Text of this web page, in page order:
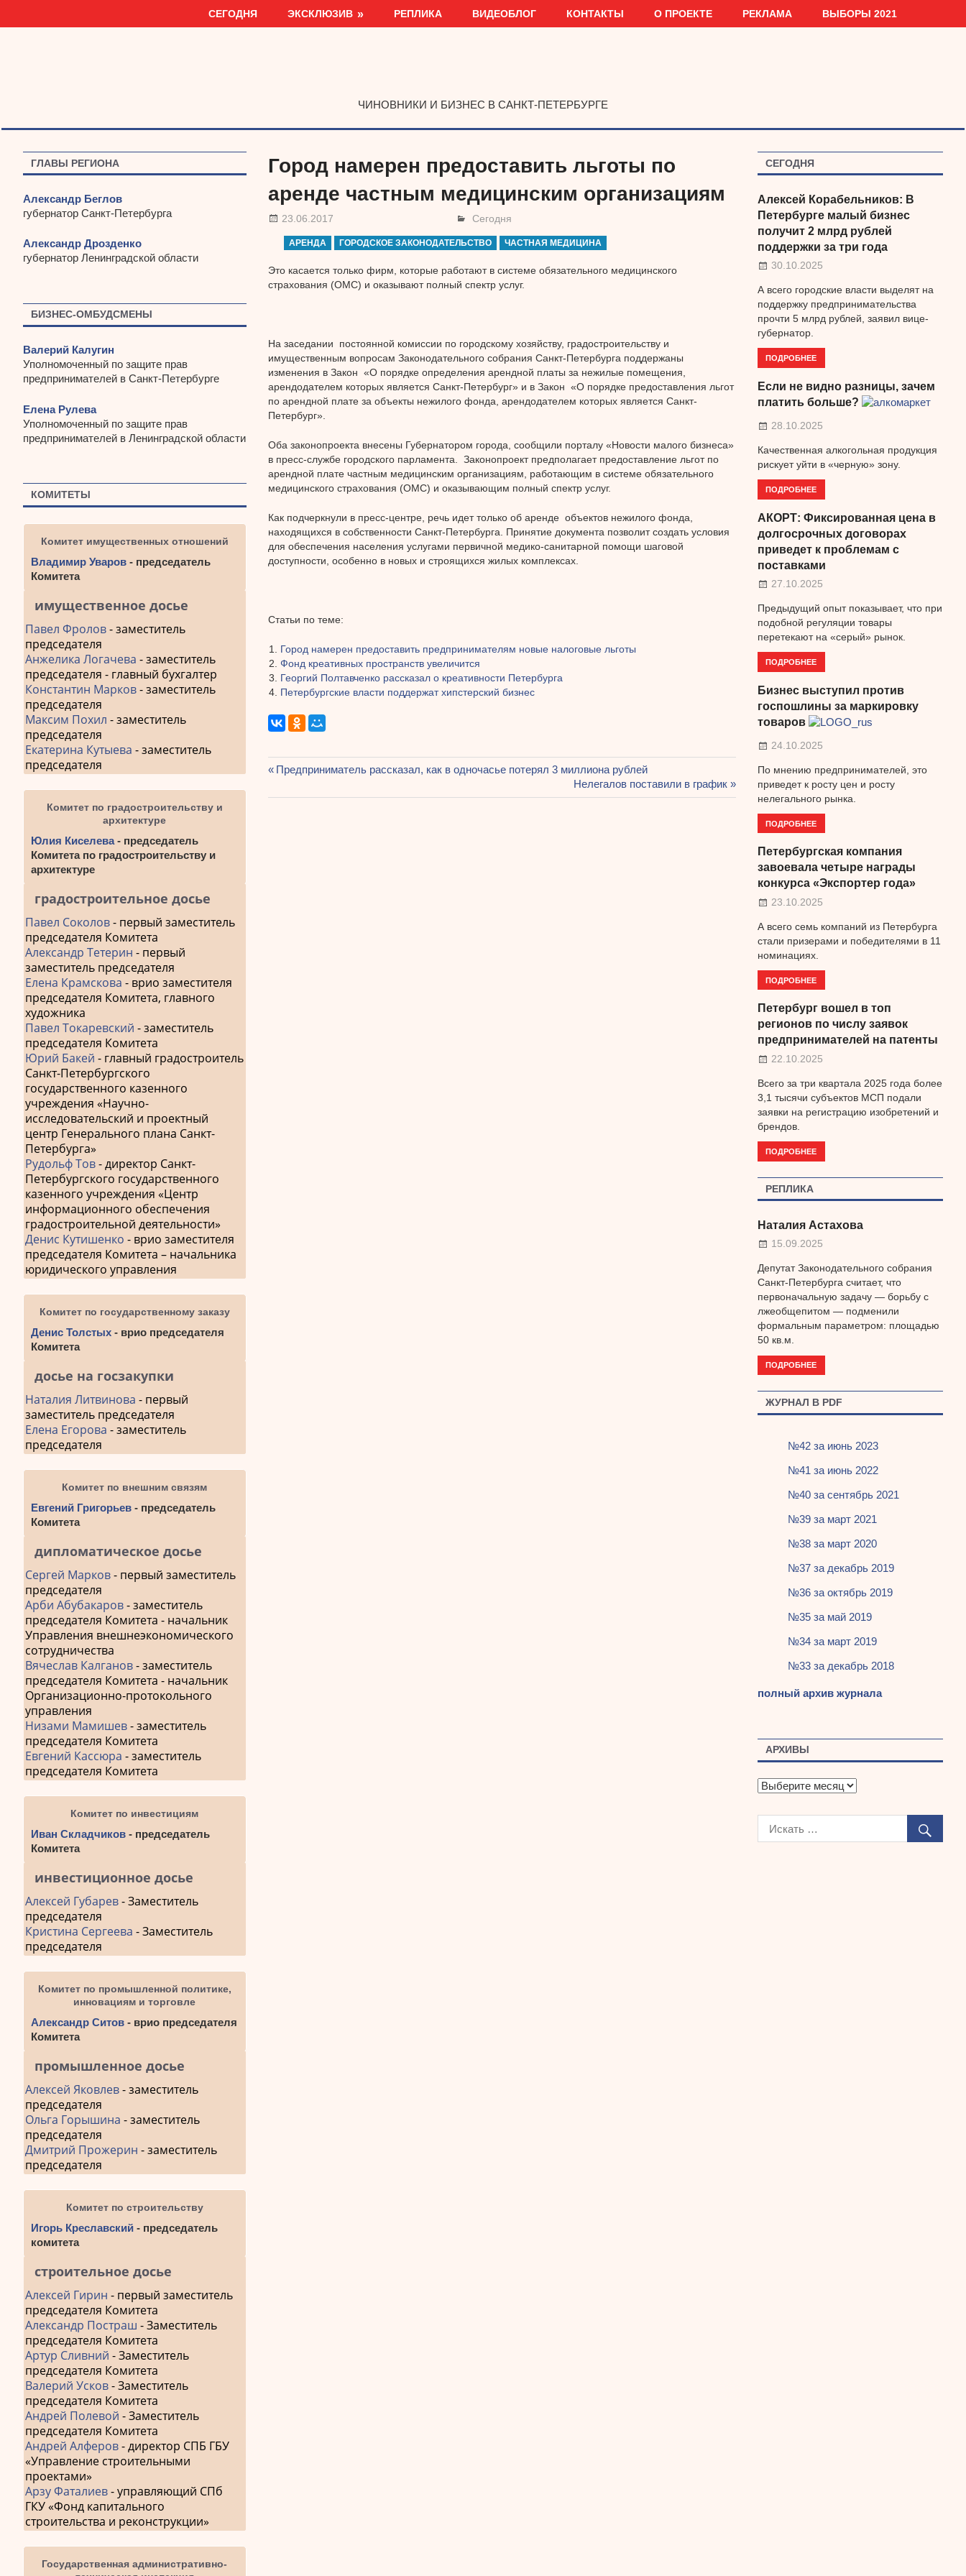
СЕГОДНЯ ЭКСКЛЮЗИВ РЕПЛИКА ВИДЕОБЛОГ КОНТАКТЫ О ПРОЕКТЕ РЕКЛАМА ВЫБОРЫ 2021
ЧИНОВНИКИ И БИЗНЕС В САНКТ-ПЕТЕРБУРГЕ
Город намерен предоставить льготы по
аренде частным медицинским организациям
23.06.2017 Сегодня
АРЕНДА ГОРОДСКОЕ ЗАКОНОДАТЕЛЬСТВО ЧАСТНАЯ МЕДИЦИНА
Это касается только фирм, которые работают в системе обязательного медицинского
страхования (ОМС) и оказывают полный спектр услуг.
На заседании постоянной комиссии по городскому хозяйству, градостроительству и
имущественным вопросам Законодательного собрания Санкт-Петербурга поддержаны
изменения в Закон «О порядке определения арендной платы за нежилые помещения,
арендодателем которых является Санкт-Петербург» и в Закон «О порядке предоставления льгот
по арендной плате за объекты нежилого фонда, арендодателем которых является Санкт-
Петербург».
Оба законопроекта внесены Губернатором города, сообщили порталу «Новости малого бизнеса»
в пресс-службе городского парламента. Законопроект предполагает предоставление льгот по
арендной плате частным медицинским организациям, работающим в системе обязательного
медицинского страхования (ОМС) и оказывающим полный спектр услуг.
Как подчеркнули в пресс-центре, речь идет только об аренде объектов нежилого фонда,
находящихся в собственности Санкт-Петербурга. Принятие документа позволит создать условия
для обеспечения населения услугами первичной медико-санитарной помощи шаговой
доступности, особенно в новых и строящихся жилых комплексах.
Статьи по теме:
Город намерен предоставить предпринимателям новые налоговые льготы
Фонд креативных пространств увеличится
Георгий Полтавченко рассказал о креативности Петербурга
Петербургские власти поддержат хипстерский бизнес
Предыдущая
Предприниматель рассказал, как в одночасье потерял 3 миллиона рублей
Следующая
запись:
Нелегалов поставили в график
ГЛАВЫ РЕГИОНА
Александр Беглов
губернатор Санкт-Петербурга
Александр Дрозденко
губернатор Ленинградской области
БИЗНЕС-ОМБУДСМЕНЫ
Валерий Калугин
Уполномоченный по защите прав
предпринимателей в Санкт-Петербурге
Елена Рулева
Уполномоченный по защите прав
предпринимателей в Ленинградской области
КОМИТЕТЫ
Комитет имущественных отношений
Владимир Уваров - председатель
Комитета
имущественное досье
Павел Фролов- заместитель
председателя
Анжелика Логачева - заместитель
председателя - главный бухгалтер
Константин Марков- заместитель
председателя
Максим Похил - заместитель
председателя
Екатерина Кутыева - заместитель
председателя
Комитет по градостроительству и
архитектуре
Юлия Киселева- председатель
Комитета по градостроительству и
архитектуре
градостроительное досье
Павел Соколов- первый заместитель
председателя Комитета
Александр Тетерин - первый
заместитель председателя
Елена Крамскова - врио заместителя
председателя Комитета, главного
художника
Павел Токаревский - заместитель
председателя Комитета
Юрий Бакей - главный градостроитель
Санкт-Петербургского
государственного казенного
учреждения «Научно-
исследовательский и проектный
центр Генерального плана Санкт-
Петербурга»
Рудольф Тов- директор Санкт-
Петербургского государственного
казенного учреждения «Центр
информационного обеспечения
градостроительной деятельности»
Денис Кутишенко - врио заместителя
председателя Комитета – начальника
юридического управления
Комитет по государственному заказу
Денис Толстых - врио председателя
Комитета
досье на госзакупки
Наталия Литвинова - первый
заместитель председателя
Елена Егорова - заместитель
председателя
Комитет по внешним связям
Евгений Григорьев - председатель
Комитета
дипломатическое досье
Сергей Марков- первый заместитель
председателя
Арби Абубакаров- заместитель
председателя Комитета - начальник
Управления внешнеэкономического
сотрудничества
Вячеслав Калганов- заместитель
председателя Комитета - начальник
Организационно-протокольного
управления
Низами Мамишев- заместитель
председателя Комитета
Евгений Кассюра - заместитель
председателя Комитета
Комитет по инвестициям
Иван Складчиков - председатель
Комитета
инвестиционное досье
Алексей Губарев- Заместитель
председателя
Кристина Сергеева - Заместитель
председателя
Комитет по промышленной политике,
инновациям и торговле
Александр Ситов - врио председателя
Комитета
промышленное досье
Алексей Яковлев- заместитель
председателя
Ольга Горышина - заместитель
председателя
Дмитрий Прожерин - заместитель
председателя
Комитет по строительству
Игорь Креславский - председатель
комитета
строительное досье
Алексей Гирин - первый заместитель
председателя Комитета
Александр Постраш - Заместитель
председателя Комитета
Артур Сливний - Заместитель
председателя Комитета
Валерий Усков- Заместитель
председателя Комитета
Андрей Полевой - Заместитель
председателя Комитета
Андрей Алферов- директор СПБ ГБУ
«Управление строительными
проектами»
Арзу Фаталиев- управляющий СПб
ГКУ «Фонд капитального
строительства и реконструкции»
Государственная административно-
СЕГОДНЯ
Алексей Корабельников: В
Петербурге малый бизнес
получит 2 млрд рублей
поддержки за три года
30.10.2025
А всего городские власти выделят на
поддержку предпринимательства
прочти 5 млрд рублей, заявил вице-
губернатор.
ПОДРОБНЕЕ
Если не видно разницы, зачем
платить больше?
28.10.2025
Качественная алкогольная продукция
рискует уйти в «черную» зону.
ПОДРОБНЕЕ
АКОРТ: Фиксированная цена в
долгосрочных договорах
приведет к проблемам с
поставками
27.10.2025
Предыдущий опыт показывает, что при
подобной регуляции товары
перетекают на «серый» рынок.
ПОДРОБНЕЕ
Бизнес выступил против
госпошлины за маркировку
товаров
24.10.2025
По мнению предпринимателей, это
приведет к росту цен и росту
нелегального рынка.
ПОДРОБНЕЕ
Петербургская компания
завоевала четыре награды
конкурса «Экспортер года»
23.10.2025
А всего семь компаний из Петербурга
стали призерами и победителями в 11
номинациях.
ПОДРОБНЕЕ
Петербург вошел в топ
регионов по числу заявок
предпринимателей на патенты
22.10.2025
Всего за три квартала 2025 года более
3,1 тысячи субъектов МСП подали
заявки на регистрацию изобретений и
брендов.
ПОДРОБНЕЕ
РЕПЛИКА
Наталия Астахова
15.09.2025
Депутат Законодательного собрания
Санкт-Петербурга считает, что
первоначальную задачу — борьбу с
лжеобщепитом — подменили
формальным параметром: площадью
50 кв.м.
ПОДРОБНЕЕ
ЖУРНАЛ В PDF
№42 за июнь 2023
№41 за июнь 2022
№40 за сентябрь 2021
№39 за март 2021
№38 за март 2020
№37 за декабрь 2019
№36 за октябрь 2019
№35 за май 2019
№34 за март 2019
№33 за декабрь 2018
полный архив журнала
АРХИВЫ
А
х
в